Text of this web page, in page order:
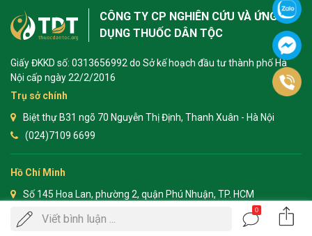
Viết bình luận ...
0
CÔNG TY CP NGHIÊN CỨU VÀ ỨNG
DỤNG THUỐC DÂN TỘC
Giấy ĐKKD số: 0313656992 do Sở kế hoạch đầu tư thành phố Hà
Nội cấp ngày 22/2/2016
Trụ sở chính
Biệt thự B31 ngõ 70 Nguyễn Thị Định, Thanh Xuân - Hà Nội
(024)7109 6699
Hồ Chí Minh
Số 145 Hoa Lan, phường 2, quận Phú Nhuận, TP. HCM
(028)3622 1382
Gọi
ĐẶT LỊCH KHÁM